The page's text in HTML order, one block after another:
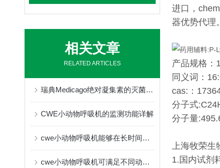
相关文章
RELATED ARTICLES
瑞典Medicago绝对凝集素的灭菌方式
CWE小动物呼吸机的监测功能详解
cwe小动物呼吸机能够在长时间实验中保持一致的输出
cwe小动物呼吸机可满足不同动物的生理需要
进口，
器优势代理
产品规格：
同义词：
cas:：
分子式
分子量
上海牧荣生
1.国内试剂